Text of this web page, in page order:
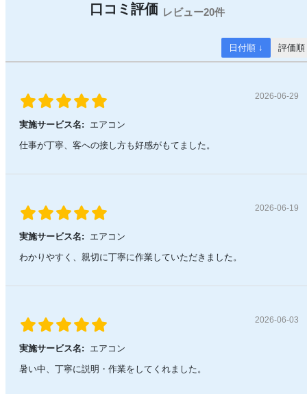
20件
日付順 ↓ 評価順
2026-06-29
実施サービス名:
エアコン
仕事が丁寧、客への接し方も好感がもてました。
2026-06-19
実施サービス名:
エアコン
わかりやすく、親切に丁寧に作業していただきました。
2026-06-03
実施サービス名:
エアコン
暑い中、丁寧に説明・作業をしてくれました。